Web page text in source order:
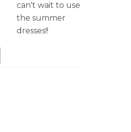
can't wait to use
the summer
dresses!!